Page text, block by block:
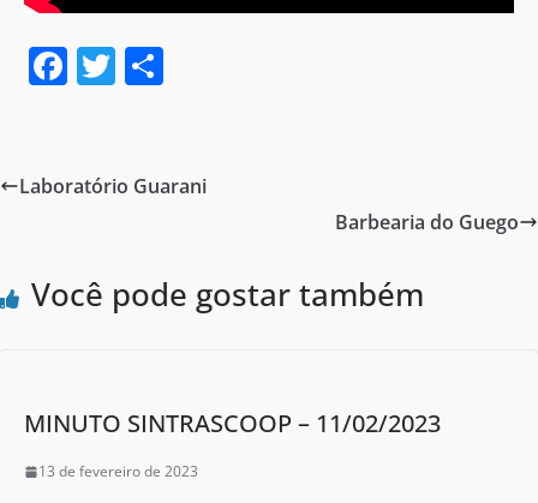
F
e
o
T
er e
Laboratório Guarani
Barbearia do Guego
Você pode gostar também
MINUTO SINTRASCOOP – 11/02/2023
13 de fevereiro de 2023